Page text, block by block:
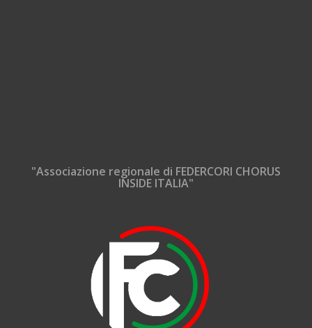
"Associazione regionale di FEDERCORI CHORUS
INSIDE ITALIA"